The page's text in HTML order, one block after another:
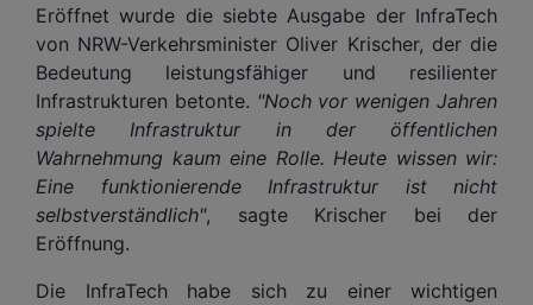
Eröffnet wurde die siebte Ausgabe der InfraTech
von NRW-Verkehrsminister Oliver Krischer, der die
Bedeutung leistungsfähiger und resilienter
Infrastrukturen betonte. "Noch vor wenigen Jahren
spielte Infrastruktur in der öffentlichen
Wahrnehmung kaum eine Rolle. Heute wissen wir:
Eine funktionierende Infrastruktur ist nicht
selbstverständlich", sagte Krischer bei der
Eröffnung.
Die InfraTech habe sich zu einer wichtigen